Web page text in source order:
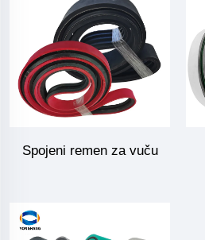
Spojeni remen za vuču